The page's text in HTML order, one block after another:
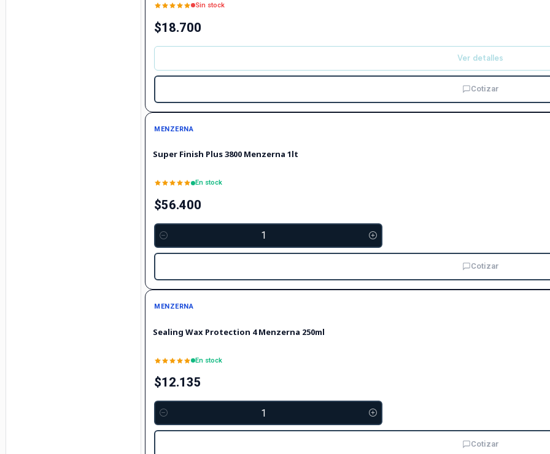
Sin stock
$18.700
Ver detalles
Cotizar
MENZERNA
Super Finish Plus 3800 Menzerna 1lt
En stock
$56.400
Cantidad
Cotizar
MENZERNA
Sealing Wax Protection 4 Menzerna 250ml
En stock
$12.135
Cantidad
Cotizar